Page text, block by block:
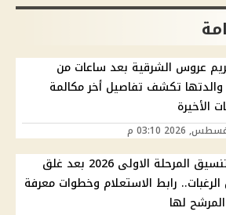
عروس الشرقية بعد ساعات من
والدتها تكشف تفاصيل أخر مكالمة
الأخيرة
نتيجة تنسيق المرحلة الاولى 2026 بعد غلق
رابط الاستعلام وخطوات معرفة
لها